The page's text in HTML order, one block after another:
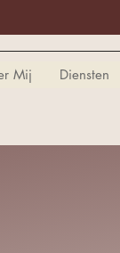
Mij Diensten